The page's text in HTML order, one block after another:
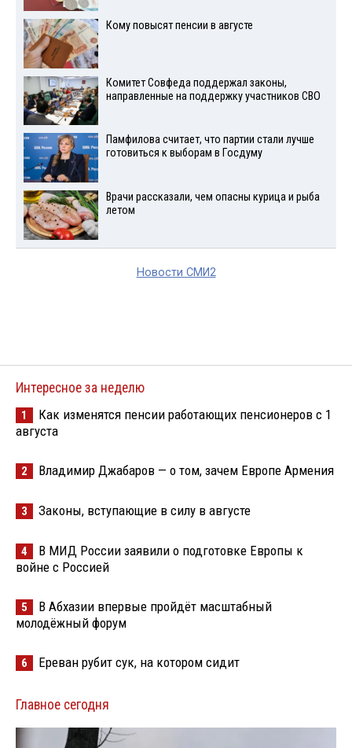
Кому повысят пенсии в августе
Комитет Совфеда поддержал законы,
направленные на поддержку участников СВО
Памфилова считает, что партии стали лучше
готовиться к выборам в Госдуму
Врачи рассказали, чем опасны курица и рыба
летом
Новости СМИ2
Интересное за неделю
1
Как изменятся пенсии работающих пенсионеров с 1
августа
2 Владимир Джабаров — о том, зачем Европе Армения
3 Законы, вступающие в силу в августе
4
В МИД России заявили о подготовке Европы к
войне с Россией
5
В Абхазии впервые пройдёт масштабный
молодёжный форум
6 Ереван рубит сук, на котором сидит
Главное сегодня